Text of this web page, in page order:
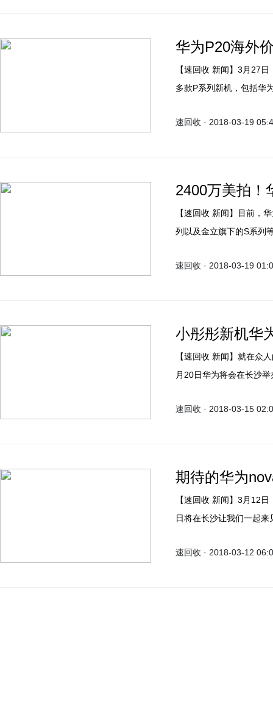
华为P20海外
【速回收 新闻】3月27日，华为即将在巴黎召开新品发布会，会上我们将见到华为
多款P系列新机，包括华
售价是多少更值得我们关
速回收 · 2018-03-19
2400万美拍！
【速回收 新闻】目前，华为旗下的nova系列、OPPO旗下的R系列、vivo旗下的X系
列以及金立旗下的S系列
为nova 3e也将在明天于
速回收 · 2018-03-19
小彤彤新机华
【速回收 新闻】就在众
月20日华为将会在长沙
HUAWEI nova 3e的真机
速回收 · 2018-03-15
期待的华为
【速回收 新闻】3月12
日将在长沙让我们一起
速回收 · 2018-03-12